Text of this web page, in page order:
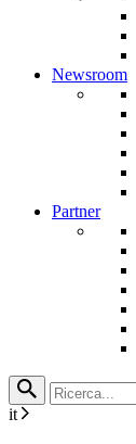
Newsroom
Partner
it